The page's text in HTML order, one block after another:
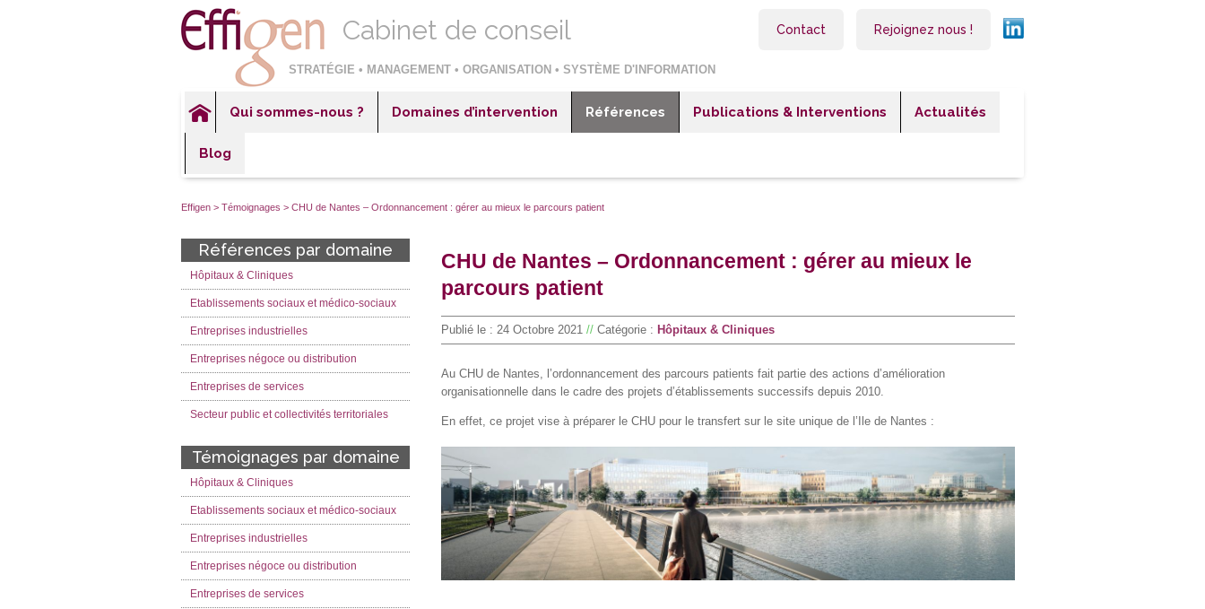
Contact Rejoignez nous !
Cabinet de conseil
STRATÉGIE • MANAGEMENT • ORGANISATION • SYSTÈME D'INFORMATION
Qui sommes-nous ? Domaines d’intervention
Entreprises industrielles
Entreprises de services
Secteur public et collectivités territoriales
Références
Entreprises industrielles
Entreprises de services
Secteur public et collectivités territoriales
Publications & Interventions Actualités
Blog
Effigen > Témoignages > CHU de Nantes – Ordonnancement : gérer au mieux le parcours patient
CHU de Nantes – Ordonnancement : gérer au mieux le
parcours patient
Publié le : 24 Octobre 2021 // Catégorie : Hôpitaux & Cliniques
Au CHU de Nantes, l’ordonnancement des parcours patients fait partie des actions d’amélioration
organisationnelle dans le cadre des projets d’établissements successifs depuis 2010.
En effet, ce projet vise à préparer le CHU pour le transfert sur le site unique de l’Ile de Nantes :
Références par domaine
Hôpitaux & Cliniques
Etablissements sociaux et médico-sociaux
Entreprises industrielles
Entreprises négoce ou distribution
Entreprises de services
Secteur public et collectivités territoriales
Témoignages par domaine
Hôpitaux & Cliniques
Etablissements sociaux et médico-sociaux
Entreprises industrielles
Entreprises négoce ou distribution
Entreprises de services